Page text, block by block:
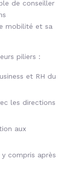
de conseiller
mobilité et sa
piliers :
et RH du
les directions
aux
compris après